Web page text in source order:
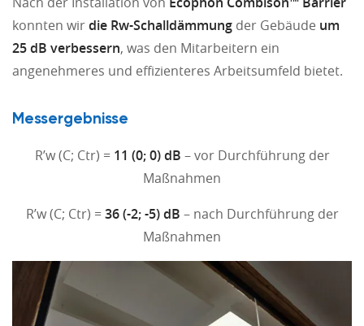
konnten wirdie Rw-Schalldämmung der Gebäude um
25 dB verbessern, was den Mitarbeitern ein
angenehmeres und effizienteres Arbeitsumfeld bietet.
Messergebnisse
R’w (C; Ctr) = 11 (0; 0) dB – vor Durchführung der
Maßnahmen
R’w (C; Ctr) =36 (-2; -5) dB – nach Durchführung der
Maßnahmen